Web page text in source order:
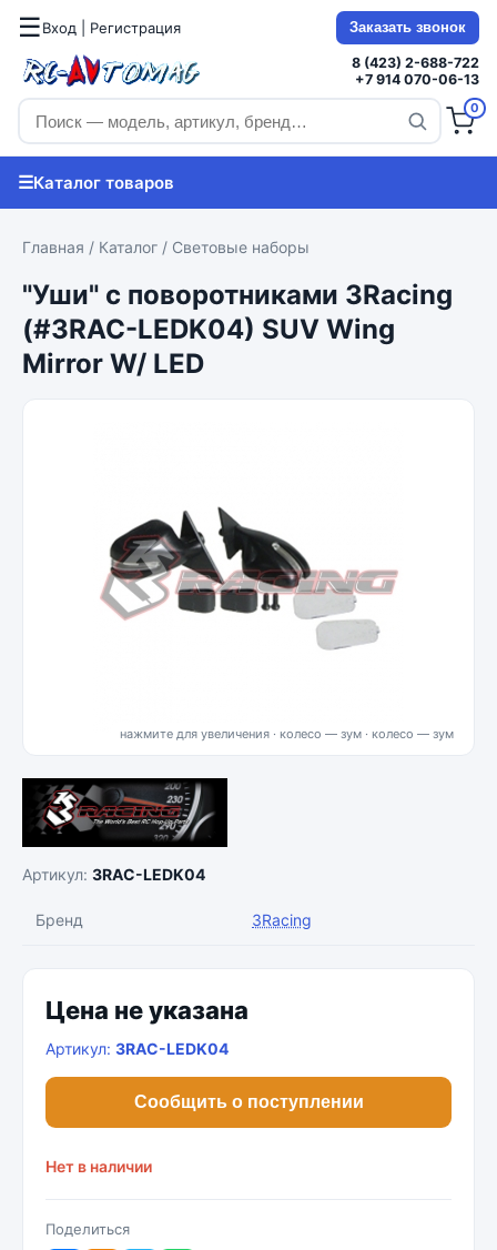
☰Вход | Регистрация Заказать звонок
8 (423) 2-688-722
+7 914 070-06-13
0
☰Каталог товаров
Главная / Каталог / Световые наборы
"Уши" с поворотниками 3Racing
(#3RAC-LEDK04) SUV Wing
Mirror W/ LED
нажмите для увеличения · колесо — зум
Артикул: 3RAC-LEDK04
Бренд 3Racing
Цена не указана
Артикул: 3RAC-LEDK04
Сообщить о поступлении
Нет в наличии
Поделиться